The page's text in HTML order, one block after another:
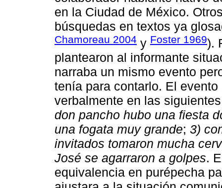
en la Ciudad de México.
búsquedas en textos ya
Chamoreau 2004 y Foster 1969).
plantearon al informante
narraba un mismo evento
tenía para contarlo. El
verbalmente en las
don pancho hubo una fiesta
una fogata muy grande; 3)
invitados tomaron mucha
José se agarraron a golpes.
equivalencia en purépecha